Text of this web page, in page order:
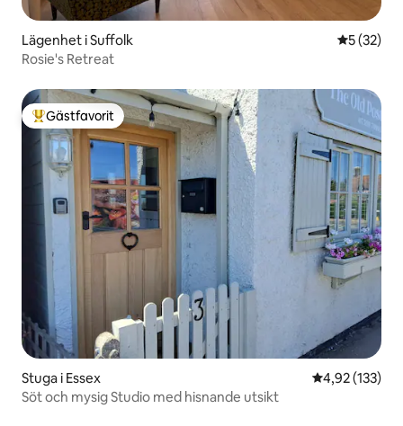
Lägenhet i Suffolk 5 av 5 i
5 (32)
Rosie's Retreat
Populär gästfavorit
Gästfavorit
Stuga i Essex 4,92 av 5 i
4,92 (133)
Söt och mysig Studio med hisnande utsikt